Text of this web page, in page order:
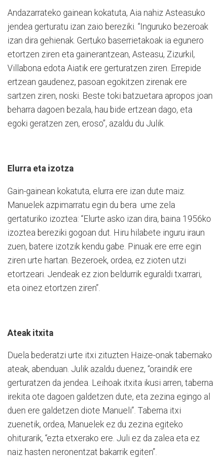
Andazarrateko gainean kokatuta, Aia nahiz Asteasuko
jendea gerturatu izan zaio bereziki. “Inguruko bezeroak
izan dira gehienak. Gertuko baserrietakoak ia egunero
etortzen ziren eta gainerantzean, Asteasu, Zizurkil,
Villabona edota Aiatik ere gerturatzen ziren. Errepide
ertzean gaudenez, pasoan egokitzen zirenak ere
sartzen ziren, noski. Beste toki batzuetara apropos joan
beharra dagoen bezala, hau bide ertzean dago, eta
egoki geratzen zen, eroso”, azaldu du Julik.
Elurra eta izotza
Gain-gainean kokatuta, elurra ere izan dute maiz.
Manuelek azpimarratu egin du bera ume zela
gertaturiko izoztea: “Elurte asko izan dira, baina 1956ko
izoztea bereziki gogoan dut. Hiru hilabete inguru iraun
zuen, batere izotzik kendu gabe. Pinuak ere erre egin
ziren urte hartan. Bezeroek, ordea, ez zioten utzi
etortzeari. Jendeak ez zion beldurrik eguraldi txarrari,
eta oinez etortzen ziren”.
Ateak itxita
Duela bederatzi urte itxi zituzten Haize-onak tabernako
ateak, abenduan. Julik azaldu duenez, “oraindik ere
gerturatzen da jendea. Leihoak itxita ikusi arren, taberna
irekita ote dagoen galdetzen dute, eta zezina egingo al
duen ere galdetzen diote Manueli”. Taberna itxi
zuenetik, ordea, Manuelek ez du zezina egiteko
ohiturarik, “ezta etxerako ere. Juli ez da zalea eta ez
naiz hasten neronentzat bakarrik egiten”.